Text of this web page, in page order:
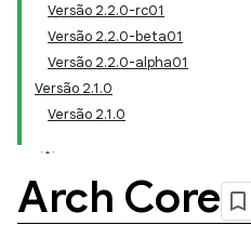
Versão 2.2.0-rc01
Versão 2.2.0-beta01
Versão 2.2.0-alpha01
Versão 2.1.0
Versão 2.1.0
Arch Core